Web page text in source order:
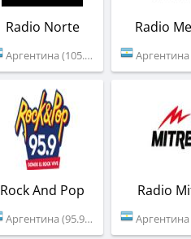
Radio Norte
Аргентина (105.5 FM)
Radio
Аргентина
Rock And Pop
Аргентина (95.9 FM)
Radio
Аргентина